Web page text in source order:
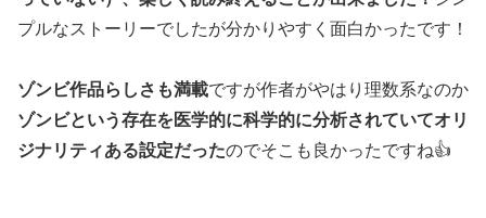
プルなストーリーでしたが分かりやすく面白かったです！
ゾンビ作品らしさも満載ですが作者がやはり理数系なのか
ゾンビという存在を医学的に科学的に分析されていてオリ
ジナリティある設定だったのでそこも良かったですね👍